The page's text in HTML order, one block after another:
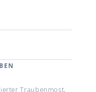
Traubenmost,